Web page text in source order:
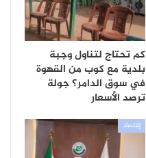
كم تحتاج لتناول وجبة
بلدية مع كوب من القهوة
في سوق الدامر؟ جولة
ترصد الأسعار
إقتصاد